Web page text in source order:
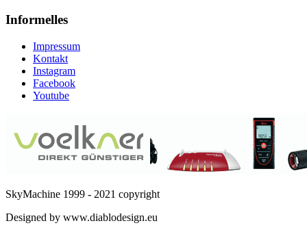
Informelles
Impressum
Kontakt
Instagram
Facebook
Youtube
SkyMachine 1999 - 2021 copyright
Designed by www.diablodesign.eu